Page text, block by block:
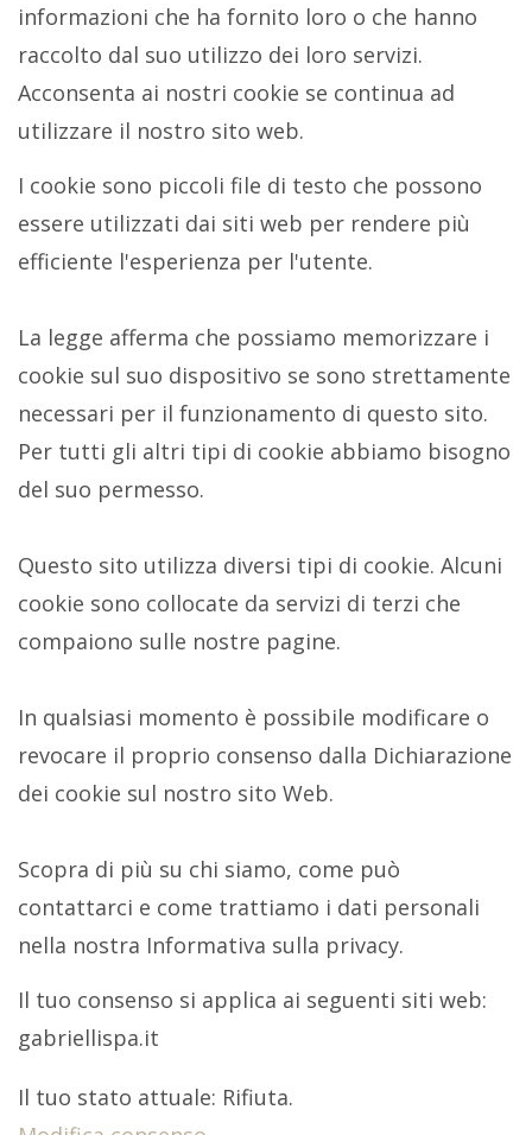
informazioni che ha fornito loro o che hanno
raccolto dal suo utilizzo dei loro servizi.
Acconsenta ai nostri cookie se continua ad
utilizzare il nostro sito web.
I cookie sono piccoli file di testo che possono
essere utilizzati dai siti web per rendere più
efficiente l'esperienza per l'utente.
La legge afferma che possiamo memorizzare i
cookie sul suo dispositivo se sono strettamente
necessari per il funzionamento di questo sito.
Per tutti gli altri tipi di cookie abbiamo bisogno
del suo permesso.
Questo sito utilizza diversi tipi di cookie. Alcuni
cookie sono collocate da servizi di terzi che
compaiono sulle nostre pagine.
In qualsiasi momento è possibile modificare o
revocare il proprio consenso dalla Dichiarazione
dei cookie sul nostro sito Web.
Scopra di più su chi siamo, come può
contattarci e come trattiamo i dati personali
nella nostra Informativa sulla privacy.
Il tuo consenso si applica ai seguenti siti web:
gabriellispa.it
Il tuo stato attuale: Rifiuta.